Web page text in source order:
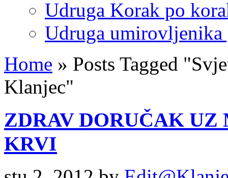
Udruga Korak po
Udruga umirovljenika
Home » Posts Tagged "
Klanjec"
ZDRAV DORUČAK UZ
KRVI